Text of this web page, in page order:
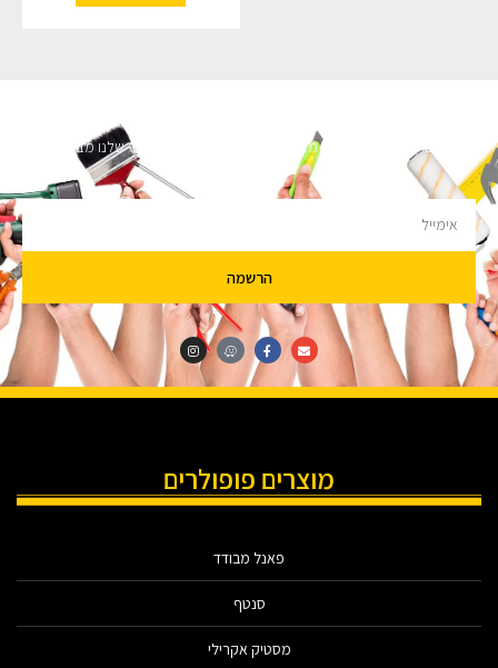
השארו מעודכנים
מעוניינים לקבל עדכונים על מבצעים והנחות הירשמו לניוזלטר שלנו מבטיחים לא
הרשמה
מוצרים פופולרים
פאנל מבודד
סנטף
מסטיק אקרילי